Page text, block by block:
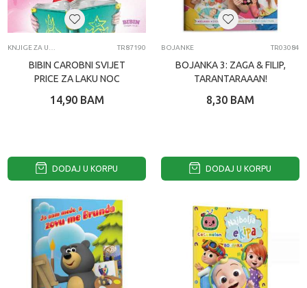
TR87190
BIBIN CAROBNI SVIJET
PRICE ZA LAKU NOC
14,90 BAM
DODAJ U KORPU
BOJANKE TR03084
BOJANKA 3: ZAGA & FILIP,
TARANTARAAAN!
8,30 BAM
DODAJ U KORPU